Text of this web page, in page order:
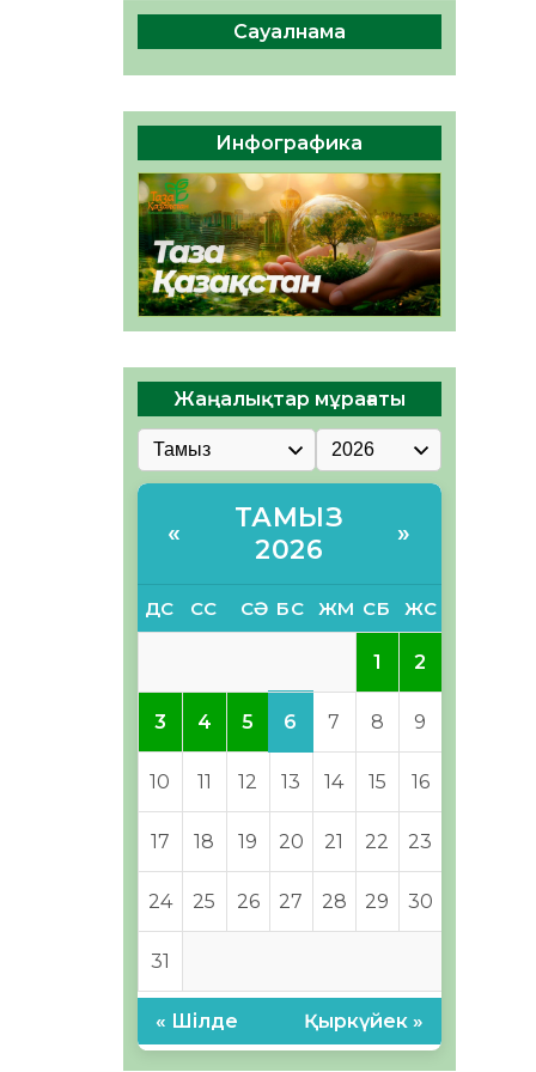
04.08.2026 47 0
Құрылтай: Қызылордада
1344 комиссия мүшесінің
04.08.2026
38 0
ҚҰРЫЛТАЙ САЙЛАУЫ – ЕЛ
БІРЛІГІ МЕН АЗАМАТТЫҚ
ЖАУАПКЕРШІЛІКТІҢ
КӨРІНІСІ
04.08.2026 49 0
Сауалнама
Инфографика
Жаңалықтар мұрағаты
«
ТАМЫЗ
2026
»
ДС СС СӘ БС ЖМ СБ ЖС
1 2
3 4 5 6 7 8 9
10 11 12 13 14 15 16
17 18 19 20 21 22 23
24 25 26 27 28 29 30
31
« Шілде Қыркүйек »